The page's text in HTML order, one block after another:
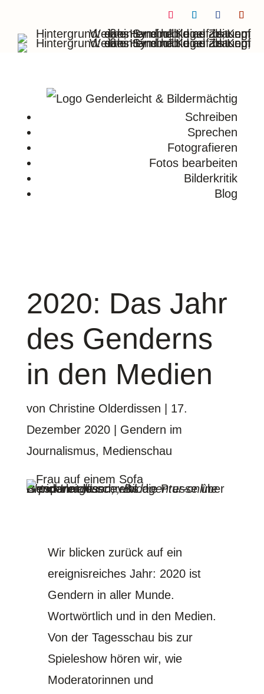
FolgenFolgenFolgen
Schreiben
Sprechen
Fotografieren
Fotos bearbeiten
Bilderkritik
Blog
2020: Das Jahr
des Genderns
in den Medien
von Christine Olderdissen
17.
Dezember 2020| Gendern im
Journalismus, Medienschau
Entspannt lesen, was die Presse über Genderleicht schreibt.
©
picture alliance, Bildagentur-online Blend Images
Wir blicken zurück auf ein
ereignisreiches Jahr: 2020 ist
Gendern in aller Munde.
Wortwörtlich und in den Medien.
Von der Tagesschau bis zur
Spieleshow hören wir, wie
Moderatorinnen und